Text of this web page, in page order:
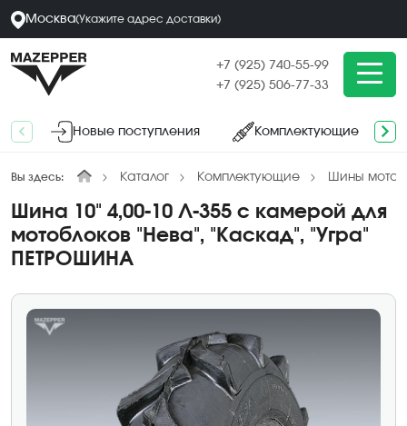
Москва(Укажите адрес доставки)
+7 (925) 740-55-99
+7 (925) 506-77-33
Новые поступления Комплектующие
Вы здесь: Каталог Комплектующие Шины
Шина 10" 4,00-10 Л-355 с камерой для
мотоблоков "Нева", "Каскад", "Угра"
ПЕТРОШИНА